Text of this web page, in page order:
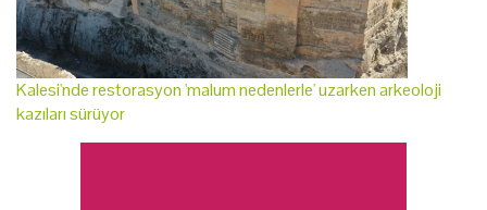
Kalesi'nde restorasyon 'malum nedenlerle' uzarken arkeoloji
kazıları sürüyor